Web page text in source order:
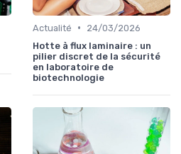
Actualité •
24/03/2026
Hotte à flux laminaire : un
pilier discret de la sécurité
en laboratoire de
biotechnologie